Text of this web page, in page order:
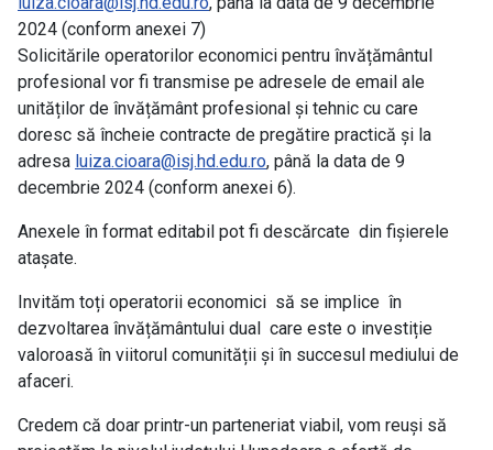
2024 (conform anexei 7)
Solicitările operatorilor economici pentru învățământul
profesional vor fi transmise pe adresele de email ale
unităților de învățământ profesional și tehnic cu care
doresc să încheie contracte de pregătire practică și la
adresa luiza.cioara@isj.hd.edu.ro, până la data de 9
decembrie 2024 (conform anexei 6).
Anexele în format editabil pot fi descărcate din fișierele
atașate.
Invităm toți operatorii economici să se implice în
dezvoltarea învățământului dual care este o investiție
valoroasă în viitorul comunității și în succesul mediului de
afaceri.
Credem că doar printr-un parteneriat viabil, vom reuși să